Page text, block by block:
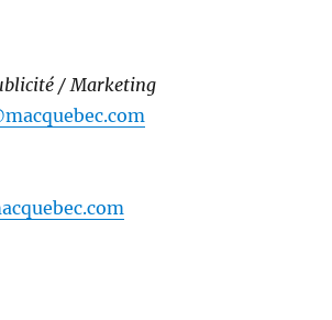
/ Marketing